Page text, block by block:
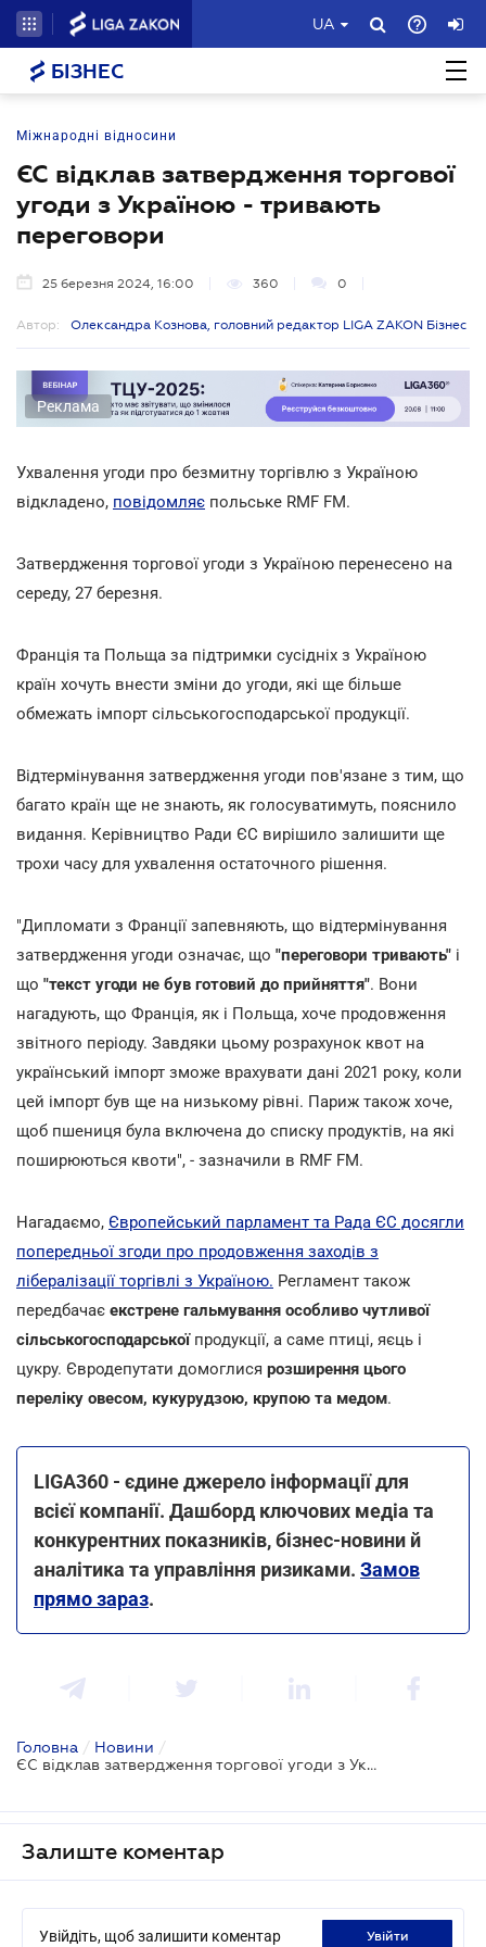
UA
БІЗНЕС
Міжнародні відносини
ЄС відклав затвердження торгової
угоди з Україною - тривають
переговори
25 березня 2024, 16:00 360 0
Автор: Олександра Кознова, головний редактор LIGA ZAKON Бізнес
Реклама
Ухвалення угоди про безмитну торгівлю з Україною
відкладено, повідомляє польське RMF FM.
Затвердження торгової угоди з Україною перенесено на
середу, 27 березня.
Франція та Польща за підтримки сусідніх з Україною
країн хочуть внести зміни до угоди, які ще більше
обмежать імпорт сільськогосподарської продукції.
Відтермінування затвердження угоди пов'язане з тим, що
багато країн ще не знають, як голосуватимуть, пояснило
видання. Керівництво Ради ЄС вирішило залишити ще
трохи часу для ухвалення остаточного рішення.
"Дипломати з Франції запевняють, що відтермінування
затвердження угоди означає, що "переговори тривають" і
що "текст угоди не був готовий до прийняття". Вони
нагадують, що Франція, як і Польща, хоче продовження
звітного періоду. Завдяки цьому розрахунок квот на
український імпорт зможе врахувати дані 2021 року, коли
цей імпорт був ще на низькому рівні. Париж також хоче,
щоб пшениця була включена до списку продуктів, на які
поширюються квоти", - зазначили в RMF FM.
Нагадаємо, Європейський парламент та Рада ЄС досягли
попередньої згоди про продовження заходів з
лібералізації торгівлі з Україною. Регламент також
передбачає екстрене гальмування особливо чутливої
сільськогосподарськоїпродукції, а саме птиці, яєць і
цукру. Євродепутати домоглися розширення цього
переліку овесом, кукурудзою, крупою та медом.
LIGA360 - єдине джерело інформації для
всієї компанії. Дашборд ключових медіа та
конкурентних показників, бізнес-новини й
аналітика та управління ризиками. Замов
прямо зараз.
Головна / Новини /
ЄС відклав затвердження торгової угоди з Україною - тривають переговори
Залиште коментар
Увійдіть, щоб залишити коментар увійти